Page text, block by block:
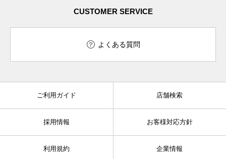
CUSTOMER SERVICE
よくある質問
ご利用ガイド 店舗検索
採用情報 お客様対応方針
利用規約 企業情報